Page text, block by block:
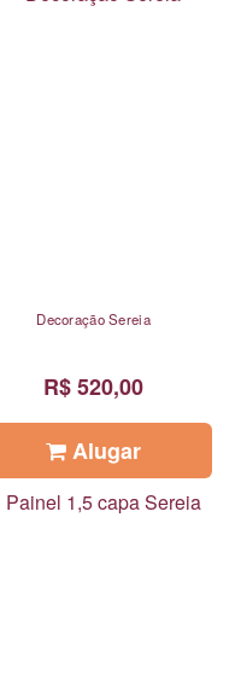
Decoração Sereia
R$ 520,00
Alugar